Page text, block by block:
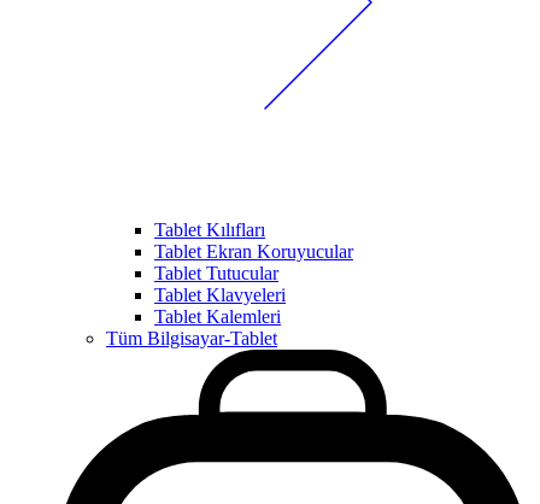
Tablet Kılıfları
Tablet Ekran Koruyucular
Tablet Tutucular
Tablet Klavyeleri
Tablet Kalemleri
Tüm Bilgisayar-Tablet